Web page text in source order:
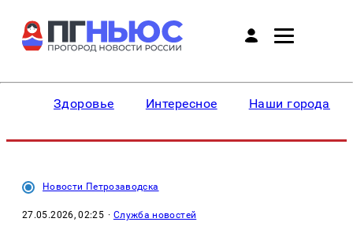
Здоровье Интересное Наши города
Новости Петрозаводска
27.05.2026, 02:25 · Служба новостей